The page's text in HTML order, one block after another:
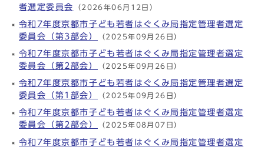
者選定委員会
（2026年06月12日）
令和7年度京都市子ども若者はぐくみ局指定管理者選定
委員会（第3部会）
（2025年09月26日）
令和7年度京都市子ども若者はぐくみ局指定管理者選定
委員会（第2部会）
（2025年09月26日）
令和7年度京都市子ども若者はぐくみ局指定管理者選定
委員会（第1部会）
（2025年09月26日）
令和7年度京都市子ども若者はぐくみ局指定管理者選定
委員会（第2部会）
（2025年08月07日）
令和7年度京都市子ども若者はぐくみ局指定管理者選定